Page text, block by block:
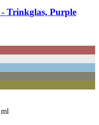
Trinkglas, Purple
ml